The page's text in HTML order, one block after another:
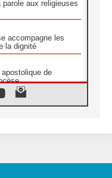
aux religieuses
accompagne les
la dignité
de
août, entre